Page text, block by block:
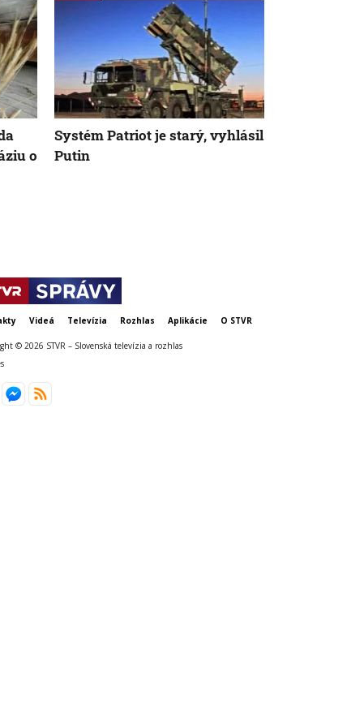
o
Systém Patriot je starý, vyhlásil
Putin
Videá Televízia Rozhlas Aplikácie O STVR
© 2026 STVR – Slovenská televízia a rozhlas